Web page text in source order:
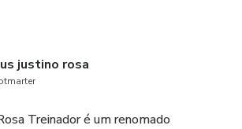
justino rosa
Treinador é um renomado